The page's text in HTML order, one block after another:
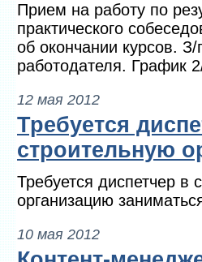
Прием на работу по
практического
об окончании курсов.
работодателя. График
12 мая 2012
Требуется
строительную
Требуется диспетчер в
организацию
10 мая 2012